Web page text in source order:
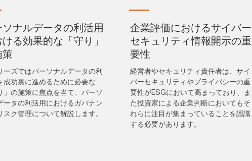
ナルデータの利活用
る効果的な「守り」
ーズではパーソナルデータの利
成功裏に進めるために必要な
」の施策に焦点を当て、パーソ
ータの利活用におけるガバナン
スク管理について解説します。
企業評価におけるサイバー
セキュリティ情報開示の重
要性
経営者やセキュリティ責任者は、サイ
バーセキュリティやプライバシーの重
要性がESGにおいて高まっており、ま
た投資家による企業判断においてもそ
れらに注目が集まっていることを認識
する必要があります。